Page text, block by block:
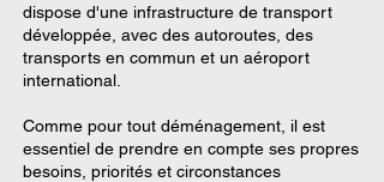
dispose d'une infrastructure de transport
développée, avec des autoroutes, des
transports en commun et un aéroport
international.
Comme pour tout déménagement, il est
essentiel de prendre en compte ses propres
besoins, priorités et circonstances